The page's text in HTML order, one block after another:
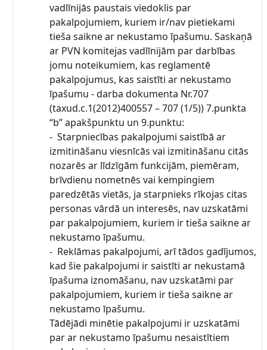
vadlīnijās paustais viedoklis par
pakalpojumiem, kuriem ir/nav pietiekami
tieša saikne ar nekustamo īpašumu. Saskaņā
ar PVN komitejas vadlīnijām par darbības
jomu noteikumiem, kas reglamentē
pakalpojumus, kas saistīti ar nekustamo
īpašumu - darba dokumenta Nr.707
(taxud.c.1(2012)400557 – 707 (1/5)) 7.punkta
“b” apakšpunktu un 9.punktu:
- Starpniecības pakalpojumi saistībā ar
izmitināšanu viesnīcās vai izmitināšanu citās
nozarēs ar līdzīgām funkcijām, piemēram,
brīvdienu nometnēs vai kempingiem
paredzētās vietās, ja starpnieks rīkojas citas
personas vārdā un interesēs, nav uzskatāmi
par pakalpojumiem, kuriem ir tieša saikne ar
nekustamo īpašumu.
- Reklāmas pakalpojumi, arī tādos gadījumos,
kad šie pakalpojumi ir saistīti ar nekustamā
īpašuma iznomāšanu, nav uzskatāmi par
pakalpojumiem, kuriem ir tieša saikne ar
nekustamo īpašumu.
Tādējādi minētie pakalpojumi ir uzskatāmi
par ar nekustamo īpašumu nesaistītiem